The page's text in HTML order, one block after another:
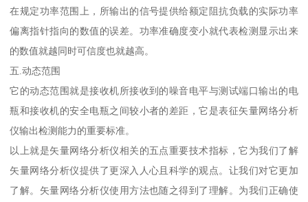
在规定功率范围上，所输出的信号提供给额定阻抗负载的实际功率
偏离指针指向的数值的误差。功率准确度变小就代表检测显示出来
的数值就越同时可信度也就越高。
五.动态范围
它的动态范围就是接收机所接收到的噪音电平与测试端口输出的电
瓶和接收机的安全电瓶之间较小者的差距，它是表征矢量网络分析
仪输出检测能力的重要标准。
以上就是矢量网络分析仪相关的五点重要技术指标，它为我们了解
矢量网络分析仪提供了更深入人心且科学的观点。让我们对它更加
了解。矢量网络分析仪使用方法也随之得到了理解。为我们正确使